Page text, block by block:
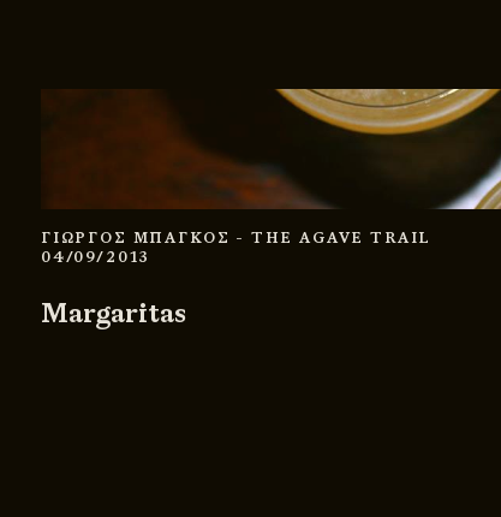
ΓΙΩΡΓΟΣ ΜΠΑΓΚΟΣ - THE AGAVE TRAIL
04/09/2013
Margaritas